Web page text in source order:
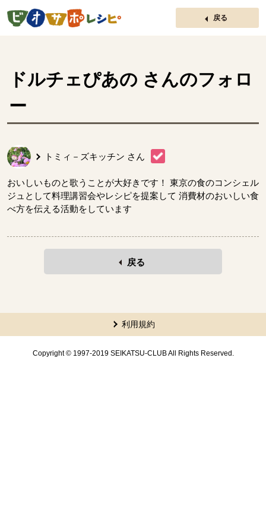
ページの先頭です。
戻る
ドルチェぴあの さんのフォロ
ー
トミィ－ズキッチン さん
おいしいものと歌うことが大好きです！ 東京の食のコンシェル
ジュとして料理講習会やレシピを提案して 消費材のおいしい食
べ方を伝える活動をしています
戻る
ここから共通フッターメニューです。
利用規約
Copyright © 1997-2019 SEIKATSU-CLUB All Rights Reserved.